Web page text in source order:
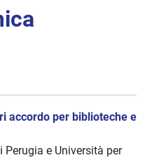
accordo per biblioteche e
e Università per